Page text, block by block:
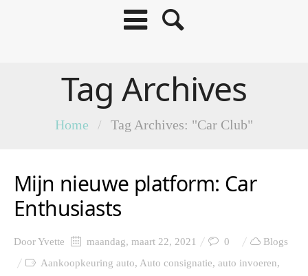
Tag Archives
Home / Tag Archives: "Car Club"
Mijn nieuwe platform: Car
Enthusiasts
DoorYvette maandag, maart 22, 2021 0
Blogs
Aankoopkeuring auto, Auto consignatie, auto invoeren,